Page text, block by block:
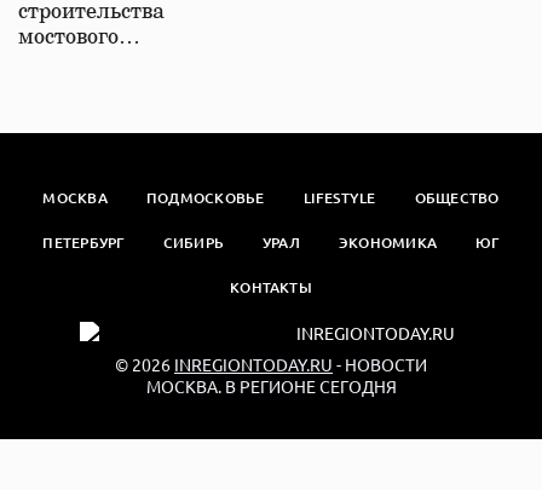
строительства
мостового…
МОСКВА ПОДМОСКОВЬЕ LIFESTYLE ОБЩЕСТВО
ПЕТЕРБУРГ СИБИРЬ УРАЛ ЭКОНОМИКА ЮГ
КОНТАКТЫ
© 2026 INREGIONTODAY.RU - НОВОСТИ
МОСКВА. В РЕГИОНЕ СЕГОДНЯ